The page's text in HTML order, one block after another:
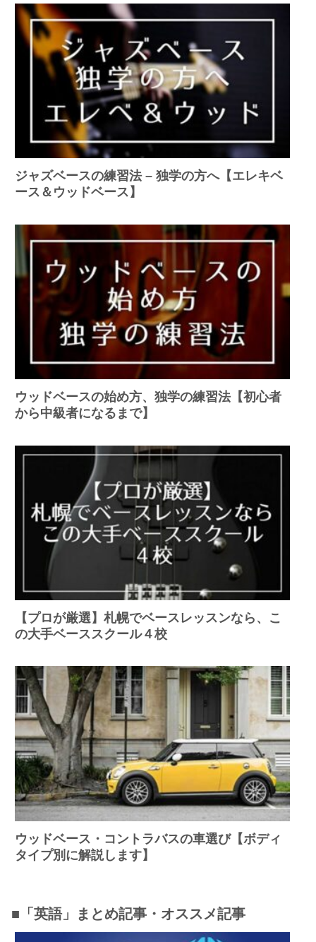
ジャズベースの練習法 – 独学の方へ【エレキベ
ース＆ウッドベース】
ウッドベースの始め方、独学の練習法【初心者
から中級者になるまで】
【プロが厳選】札幌でベースレッスンなら、こ
の大手ベーススクール４校
ウッドベース・コントラバスの車選び【ボディ
タイプ別に解説します】
■「英語」まとめ記事・オススメ記事